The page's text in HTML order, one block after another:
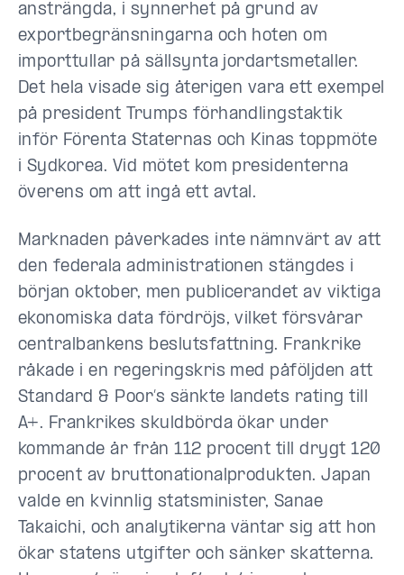
ansträngda, i synnerhet på grund av
exportbegränsningarna och hoten om
importtullar på sällsynta jordartsmetaller.
Det hela visade sig återigen vara ett exempel
på president Trumps förhandlingstaktik
inför Förenta Staternas och Kinas toppmöte
i Sydkorea. Vid mötet kom presidenterna
överens om att ingå ett avtal.
Marknaden påverkades inte nämnvärt av att
den federala administrationen stängdes i
början oktober, men publicerandet av viktiga
ekonomiska data fördröjs, vilket försvårar
centralbankens beslutsfattning. Frankrike
råkade i en regeringskris med påföljden att
Standard & Poor’s sänkte landets rating till
A+. Frankrikes skuldbörda ökar under
kommande år från 112 procent till drygt 120
procent av bruttonationalprodukten. Japan
valde en kvinnlig statsminister, Sanae
Takaichi, och analytikerna väntar sig att hon
ökar statens utgifter och sänker skatterna.